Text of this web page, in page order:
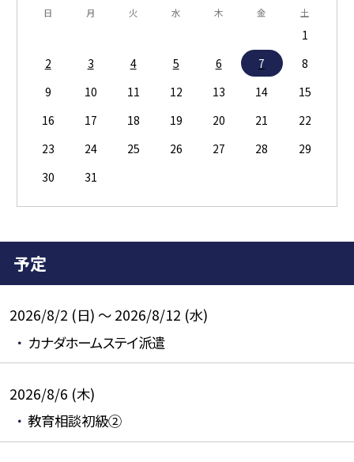
日 月 火 水 木 金 土
1
2
3 4 5 6 7
8
9
10 11 12 13 14
15
16
17 18 19 20 21
22
23
24 25 26 27 28
29
30
31
予定
2026/8/2 (日) ～ 2026/8/12 (水)
カナダホームステイ派遣
2026/8/6 (木)
教育相談初級②